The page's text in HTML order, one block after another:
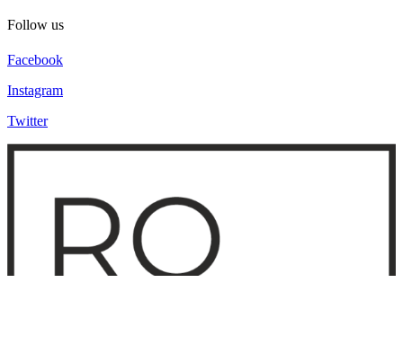
Follow us
Facebook
Instagram
Twitter